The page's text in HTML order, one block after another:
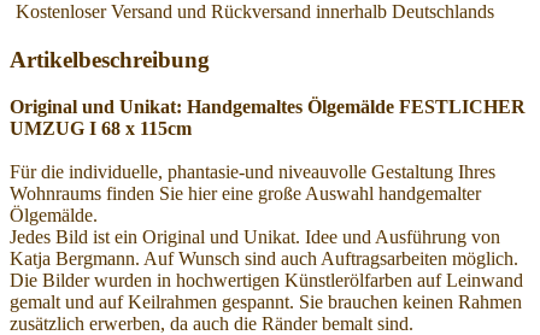
Kostenloser Versand und Rückversand innerhalb Deutschlands
Artikelbeschreibung
Original und Unikat: Handgemaltes Ölgemälde FESTLICHER
UMZUG I 68 x 115cm
Für die individuelle, phantasie-und niveauvolle Gestaltung Ihres
Wohnraums finden Sie hier eine große Auswahl handgemalter
Ölgemälde.
Jedes Bild ist ein Original und Unikat. Idee und Ausführung von
Katja Bergmann. Auf Wunsch sind auch Auftragsarbeiten möglich.
Die Bilder wurden in hochwertigen Künstlerölfarben auf Leinwand
gemalt und auf Keilrahmen gespannt. Sie brauchen keinen Rahmen
zusätzlich erwerben, da auch die Ränder bemalt sind.